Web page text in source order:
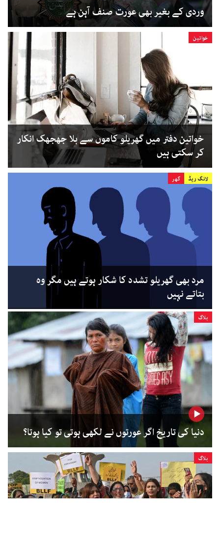
وردی کے بغیر بھی عورت صنف آہن ہے
خواتین
خواتین دفتر میں گھریلو کاموں سے بلا جھجھک انکار
کر سکتی ہیں
لانگ ریڈ گھر
مرد بھی گھریلو تشدد کا شکار ہوتے ہیں مگر وہ
بتاتے نہیں
بلاگ
دنیا کی تاریخ اگر عورتوں نے لکھی ہوتی تو کیا ہوتا؟
بلاگ